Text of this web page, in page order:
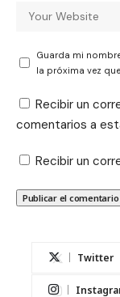
Guarda mi
la próxima vez
Recibir un
comentarios a
Recibir un
Twitter